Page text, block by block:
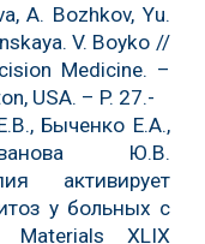
A. Bozhkov, Yu.
V. Boyko //
Medicine. –
USA. – P. 27.-
Быченко Е.А.,
Ю.В.
активирует
у больных с
Materials XLIX